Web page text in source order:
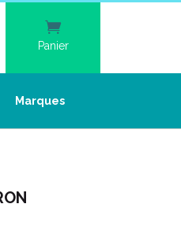
Panier
Marques